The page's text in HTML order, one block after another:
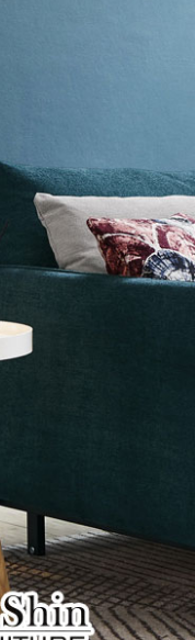
新北
台
苗栗至基隆；其它地區
保護物流人員的工作安
行支付。
因大型傢俱有組裝、配
會再與您通知，讓你不用
於百貨公司配送較為不
：
三聯式或索取兩聯式
遇國定假日將順延寄送
明：
若收到不良品，請於到
有退回及換貨之商品必
、附件、包裝、廠商紙
於透過電腦螢幕選購商
感稍有不同，如因此而
否合適)。